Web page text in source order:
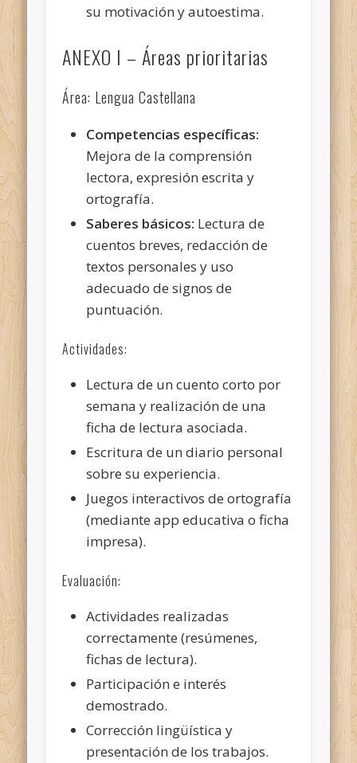
su motivación y autoestima.
ANEXO I – Áreas prioritarias
Área: Lengua Castellana
Competencias específicas:
Mejora de la comprensión
lectora, expresión escrita y
ortografía.
Saberes básicos: Lectura de
cuentos breves, redacción de
textos personales y uso
adecuado de signos de
puntuación.
Actividades:
Lectura de un cuento corto por
semana y realización de una
ficha de lectura asociada.
Escritura de un diario personal
sobre su experiencia.
Juegos interactivos de ortografía
(mediante app educativa o ficha
impresa).
Evaluación:
Actividades realizadas
correctamente (resúmenes,
fichas de lectura).
Participación e interés
demostrado.
Corrección lingüística y
presentación de los trabajos.